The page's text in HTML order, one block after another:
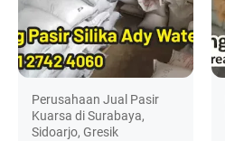
Perusahaan Jual Pasir
Kuarsa di Surabaya,
Sidoarjo, Gresik